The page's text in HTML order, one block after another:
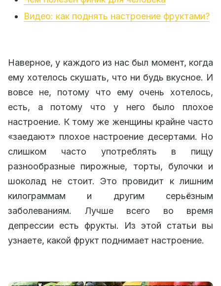
Видео: как поднять настроение фруктами?
Наверное, у каждого из нас был момент, когда
ему хотелось скушать, что ни будь вкусное. И
вовсе не, потому что ему очень хотелось,
есть, а потому что у него было плохое
настроение. К тому же женщины крайне часто
«заедают» плохое настроение десертами. Но
слишком часто употреблять в пищу
разнообразные пирожные, торты, булочки и
шоколад не стоит. Это провидит к лишним
килограммам и другим серьёзным
заболеваниям. Лучше всего во время
депрессии есть фрукты. Из этой статьи вы
узнаете, какой фрукт поднимает настроение.